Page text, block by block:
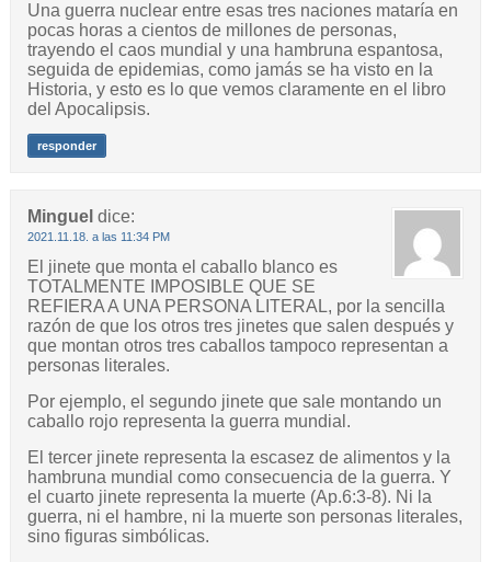
Una guerra nuclear entre esas tres naciones mataría en
pocas horas a cientos de millones de personas,
trayendo el caos mundial y una hambruna espantosa,
seguida de epidemias, como jamás se ha visto en la
Historia, y esto es lo que vemos claramente en el libro
del Apocalipsis.
responder
Minguel dice:
2021.11.18. a las 11:34 PM
El jinete que monta el caballo blanco es
TOTALMENTE IMPOSIBLE QUE SE
REFIERA A UNA PERSONA LITERAL, por la sencilla
razón de que los otros tres jinetes que salen después y
que montan otros tres caballos tampoco representan a
personas literales.
Por ejemplo, el segundo jinete que sale montando un
caballo rojo representa la guerra mundial.
El tercer jinete representa la escasez de alimentos y la
hambruna mundial como consecuencia de la guerra. Y
el cuarto jinete representa la muerte (Ap.6:3-8). Ni la
guerra, ni el hambre, ni la muerte son personas literales,
sino figuras simbólicas.